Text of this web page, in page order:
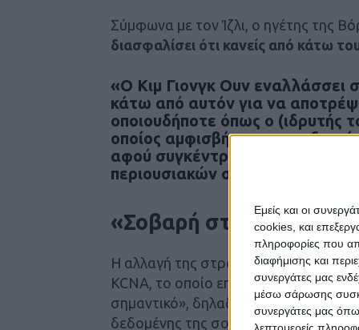
Εμείς και οι
cookies, και
πληροφορίες που
διαφήμισης και
συνεργάτες μας
μέσω σάρωσης
συνεργάτες μας
Σύμφωνα με τον Ίζλι, ο ηγέτης της
διασφαλίσει ότι κανείς από κάτω
«Ο Κιμ Γιονγκ Ουν εναλλάσσει
κάτω από αυτόν για να
οποιουδήποτε όπως ο (ιδρυτής
οποίος αμφισβήτησε την
αφού συγκέντρωσε τον
περιουσιακών στοιχείων και
«Σοβαρή στρατιωτική
Η αλλαγή της στρατιωτικής ηγεσίας
KCNA, το οποίο επικεντρώθηκε
σημαντικό», δηλαδή να «
δεδομένης της σοβαρής πολιτικής